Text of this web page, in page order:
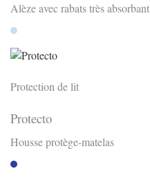
Alèze avec rabats très absorbant
Hellblau
Protection de lit
Protecto
Housse protège-matelas
Blau